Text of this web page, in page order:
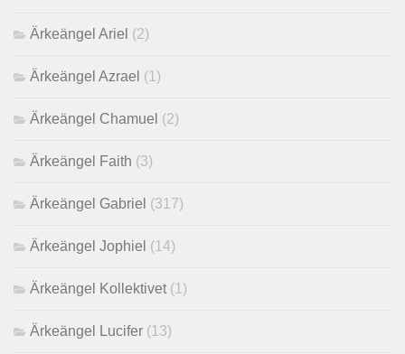
Ärkeängel Ariel (2)
Ärkeängel Azrael (1)
Ärkeängel Chamuel (2)
Ärkeängel Faith (3)
Ärkeängel Gabriel (317)
Ärkeängel Jophiel (14)
Ärkeängel Kollektivet (1)
Ärkeängel Lucifer (13)